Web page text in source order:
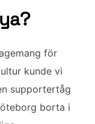
för
kunde vi
supportertåg
borta i